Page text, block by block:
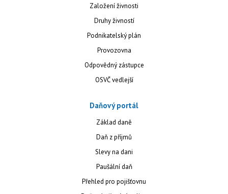
Založení živnosti
Druhy živností
Podnikatelský plán
Provozovna
Odpovědný zástupce
OSVČ vedlejší
Daňový portál
Základ daně
Daň z příjmů
Slevy na dani
Paušální daň
Přehled pro pojišťovnu